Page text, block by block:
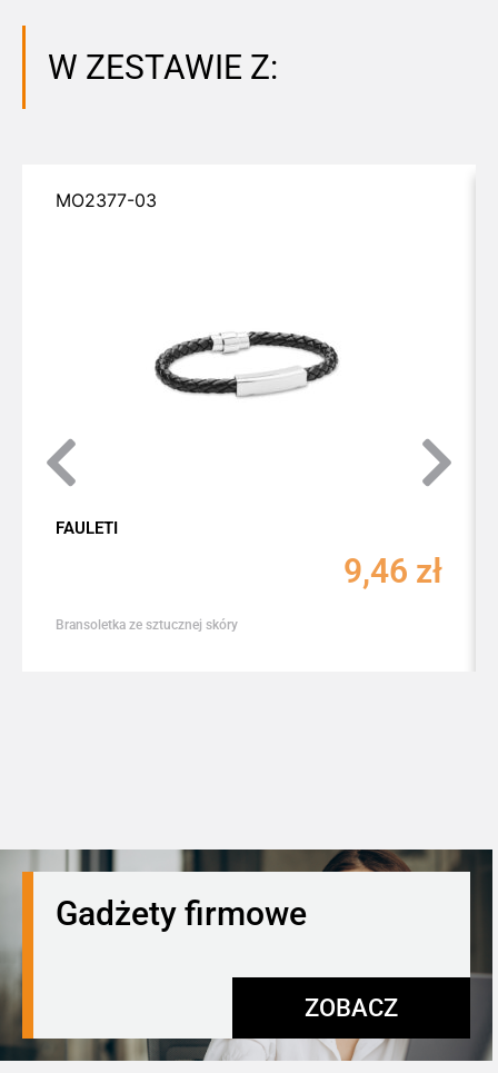
W ZESTAWIE Z:
MO2377-03
FAULETI
9,46 zł
Bransoletka ze sztucznej skóry
Gadżety firmowe
ZOBACZ